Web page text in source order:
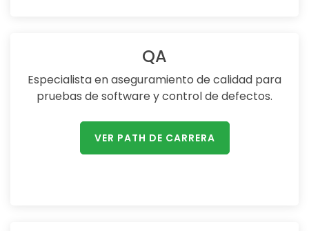
QA
Especialista en aseguramiento de calidad para
pruebas de software y control de defectos.
VER PATH DE CARRERA